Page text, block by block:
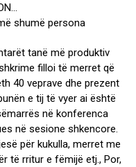
tanë më produktiv
filloi të merret që
40 veprave dhe prezent
e tij të vyer ai është
në konferenca
në sesione shkencore.
për kukulla, merret me
të rritur e fëmijë etj., Por,